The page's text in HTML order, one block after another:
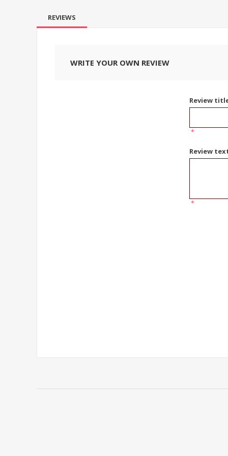
REVIEWS
WRITE YOUR OWN REVIEW
Review
*
Review
*